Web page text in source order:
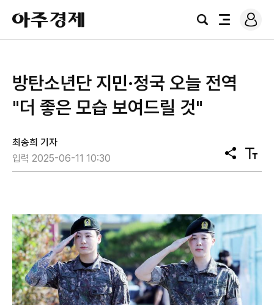
아
주
경
검
전
로
그
방탄소년단 지민·정국 오늘 전역
"더 좋은 모습 보여드릴 것"
최송희 기자
입력 2025-06-11 10:30
공
유
텍
스